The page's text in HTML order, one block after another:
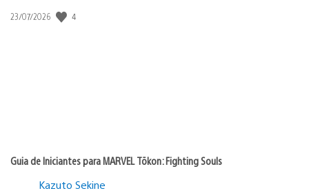
Data
23/07/2026 4
Guia de Iniciantes para MARVEL Tōkon: Fighting Souls
Kazuto Sekine